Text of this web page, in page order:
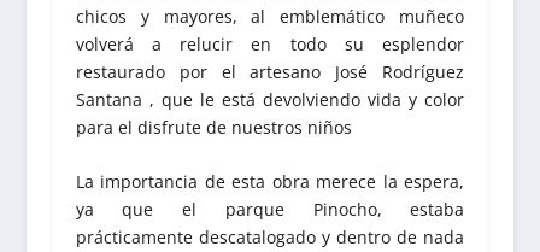
chicos y mayores, al emblemático muñeco
volverá a relucir en todo su esplendor
restaurado por el artesano José Rodríguez
Santana , que le está devolviendo vida y color
para el disfrute de nuestros niños
La importancia de esta obra merece la espera,
ya que el parque Pinocho, estaba
prácticamente descatalogado y dentro de nada